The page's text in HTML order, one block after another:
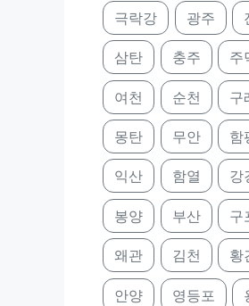
극락강 광주
삼탄 충주 주
여천 순천 구
몽탄 무안 함
익산 함열 강
봉양 부산 구
왜관 김천 황
안양 영등포